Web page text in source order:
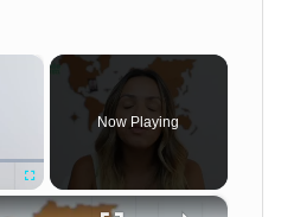
×
Fullscreen
Now Playing
×